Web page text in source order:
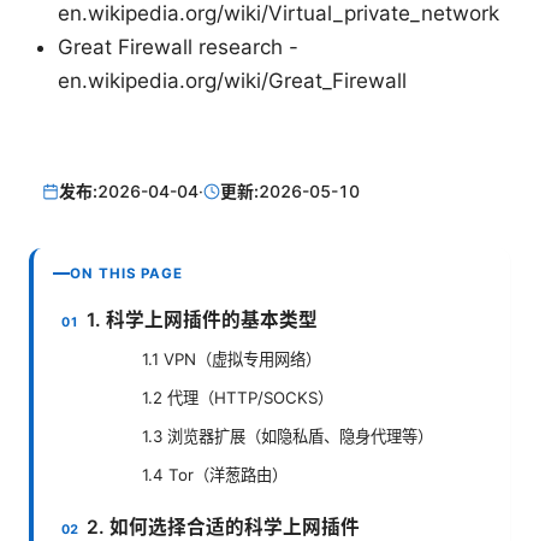
en.wikipedia.org/wiki/Virtual_private_network
Great Firewall research -
en.wikipedia.org/wiki/Great_Firewall
发布:2026-04-04· 更新:2026-05-10
ON THIS PAGE
1. 科学上网插件的基本类型
1.1 VPN（虚拟专用网络）
1.2 代理（HTTP/SOCKS）
1.3 浏览器扩展（如隐私盾、隐身代理等）
1.4 Tor（洋葱路由）
2. 如何选择合适的科学上网插件